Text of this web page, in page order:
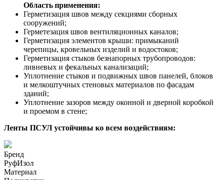
Область применения:
Герметизация швов между секциями сборных
сооружений;
Герметезация швов вентиляционных каналов;
Герметизация элементов крыши: примыканий
черепицы, кровельных изделий и водостоков;
Герметизация стыков безнапорных трубопроводов:
ливневых и фекальных канализаций;
Уплотнение стыков и подвижных швов панелей, блоков
и мелкоштучных стеновых материалов по фасадам
зданий;
Уплотнение зазоров между оконной и дверной коробкой
и проемом в стене;
Ленты ПСУЛ устойчивы ко всем воздействиям:
Бренд
РуфИзол
Материал